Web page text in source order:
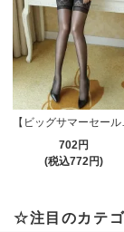
702円
(税込772円)
☆注目のカテゴ